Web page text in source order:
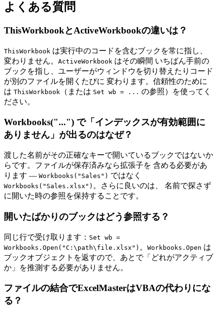
よくある質問
ThisWorkbookとActiveWorkbookの違いは？
ThisWorkbook は実行中のコードを含むブックを常に指し、
変わりません。 ActiveWorkbook はその瞬間 いちばん手前の
ブックを指し、ユーザーがウィンドウを切り替えたりコード
が別のファイルを開くたびに 変わります。信頼性のために
は ThisWorkbook （または Set wb = ... の参照）を使ってく
ださい。
Workbooks("...") で「インデックスが有効範囲に
ありません」が出るのはなぜ？
渡した名前がその正確なキーで開いているブックではないか
らです。ファイルが保存済みなら拡張子を 含める必要があ
ります — Workbooks("Sales") ではなく
Workbooks("Sales.xlsx") 。さらに良いのは、 名前で探さず
に開いた時の参照を保持することです。
開いたばかりのブックはどう参照する？
同じ行で受け取ります： Set wb =
Workbooks.Open("C:\path\file.xlsx") 。 Workbooks.Open は
ブックオブジェクトを返すので、あとで「どれがアクティブ
か」を推測する必要がありません。
ファイルの結合でExcelMasterはVBAの代わりにな
る？